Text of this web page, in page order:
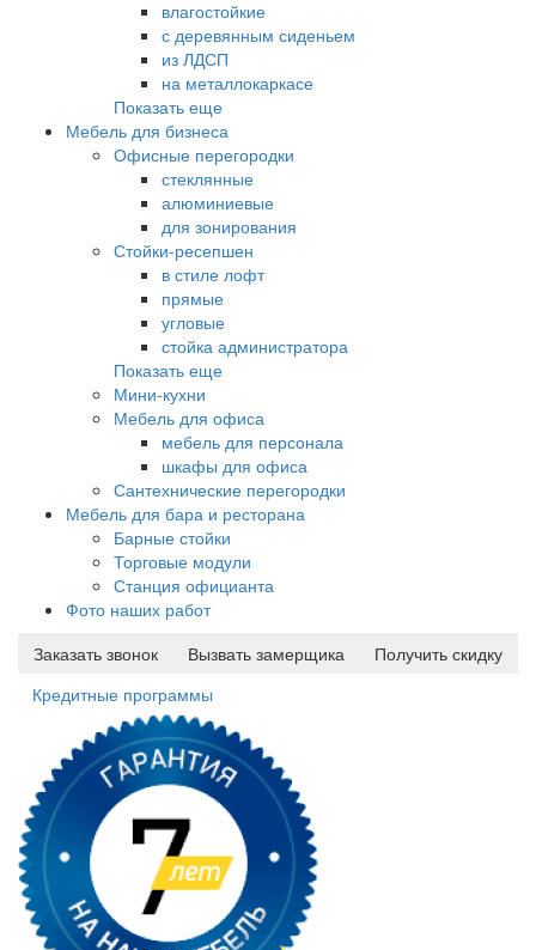
влагостойкие
с деревянным сиденьем
из ЛДСП
на металлокаркасе
Показать еще
Мебель для бизнеса
Офисные перегородки
стеклянные
алюминиевые
для зонирования
Стойки-ресепшен
в стиле лофт
прямые
угловые
стойка администратора
Показать еще
Мини-кухни
Мебель для офиса
мебель для персонала
шкафы для офиса
Сантехнические перегородки
Мебель для бара и ресторана
Барные стойки
Торговые модули
Станция официанта
Фото наших работ
Заказать звонок
Вызвать замерщика
Получить скидку
Кредитные программы